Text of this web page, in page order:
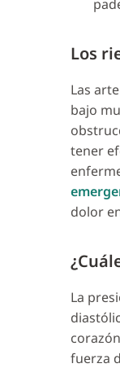
Los
Las
bajo
tener
dolor
La
fuerza